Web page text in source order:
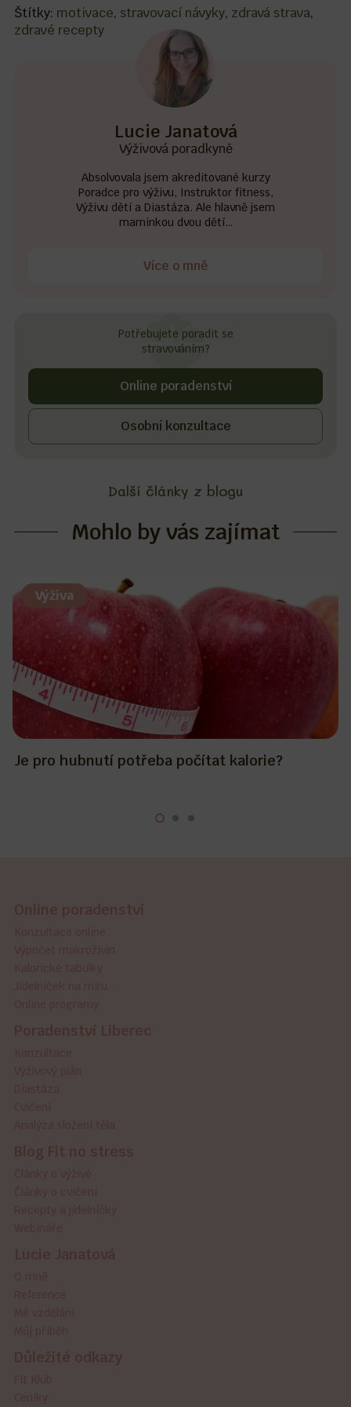
Štítky: motivace, stravovací návyky, zdravá strava,
zdravé recepty
Lucie Janatová
Výživová poradkyně
Absolvovala jsem akreditované kurzy
Poradce pro výživu, Instruktor fitness,
Výživu dětí a Diastáza. Ale hlavně jsem
maminkou dvou dětí…
Více o mně
Potřebujete poradit se
stravováním?
Online poradenství
Osobní konzultace
Další články z blogu
Mohlo by vás zajímat
Osvědčené tipy pro hubnoucí maminky.
Výživa
Online poradenství
Poradenství Liberec
Blog Fit no stress
Lucie Janatová
Důležité odkazy